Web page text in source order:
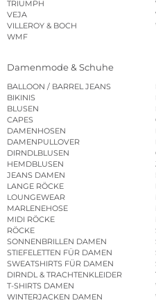
TRIUMPH
VEJA
VILLEROY & BOCH
WMF
Damenmode & Schuhe
BALLOON / BARREL JEANS
BIKINIS
BLUSEN
CAPES
DAMENHOSEN
DAMENPULLOVER
DIRNDLBLUSEN
HEMDBLUSEN
JEANS DAMEN
LANGE RÖCKE
LOUNGEWEAR
MARLENEHOSE
MIDI RÖCKE
RÖCKE
SONNENBRILLEN DAMEN
STIEFELETTEN FÜR DAMEN
SWEATSHIRTS FÜR DAMEN
DIRNDL & TRACHTENKLEIDER
T-SHIRTS DAMEN
WINTERJACKEN DAMEN